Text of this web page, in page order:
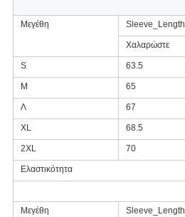
Μεγέθη Sleeve_Length
Χαλαρώστε
S 63.5
Μ 65
Λ 67
XL 68.5
2XL 70
Ελαστικότητα
Μεγέθη Sleeve_Length